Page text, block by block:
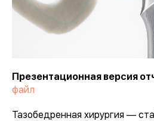
Презентационная версия
файл
Тазобедренная хирургия —